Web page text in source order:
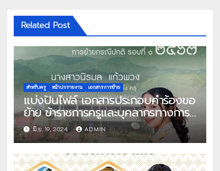
Related Post
สำหรับครู หน้าปกรายงาน เอกสารการย้าย
แบ่งปันไฟล์ เอกสารประกอบคำร้องขอ
ย้าย ข้าราชการครูและบุคลากรทางการ
ศึกษา ตำแหน่งครู สังกัดกระทรวง
ศึกษาธิการ การย้ายกรณีปกติ รอบที่ 1
พ.ศ.2567 พร้อมหน้าปก โดย คุณครู
นิรมล แก้วพวง
มิ.ย. 19, 2024 ADMIN